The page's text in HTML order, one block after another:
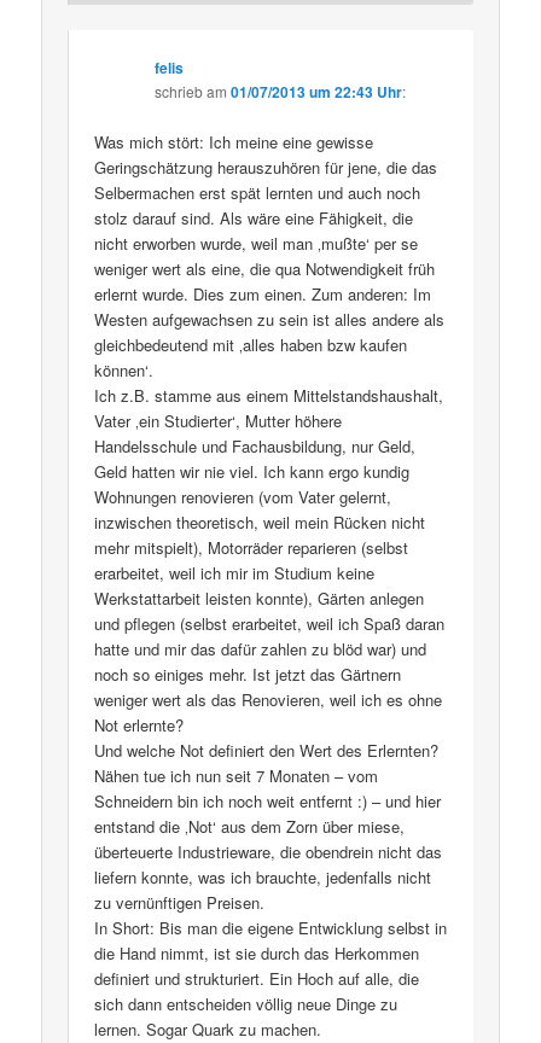
felis
schriebam01/07/2013 um 22:43 Uhr:
Was mich stört: Ich meine eine gewisse
Geringschätzung herauszuhören für jene, die das
Selbermachen erst spät lernten und auch noch
stolz darauf sind. Als wäre eine Fähigkeit, die
nicht erworben wurde, weil man ‚mußte‘ per se
weniger wert als eine, die qua Notwendigkeit früh
erlernt wurde. Dies zum einen. Zum anderen: Im
Westen aufgewachsen zu sein ist alles andere als
gleichbedeutend mit ‚alles haben bzw kaufen
können‘.
Ich z.B. stamme aus einem Mittelstandshaushalt,
Vater ‚ein Studierter‘, Mutter höhere
Handelsschule und Fachausbildung, nur Geld,
Geld hatten wir nie viel. Ich kann ergo kundig
Wohnungen renovieren (vom Vater gelernt,
inzwischen theoretisch, weil mein Rücken nicht
mehr mitspielt), Motorräder reparieren (selbst
erarbeitet, weil ich mir im Studium keine
Werkstattarbeit leisten konnte), Gärten anlegen
und pflegen (selbst erarbeitet, weil ich Spaß daran
hatte und mir das dafür zahlen zu blöd war) und
noch so einiges mehr. Ist jetzt das Gärtnern
weniger wert als das Renovieren, weil ich es ohne
Not erlernte?
Und welche Not definiert den Wert des Erlernten?
Nähen tue ich nun seit 7 Monaten – vom
Schneidern bin ich noch weit entfernt :) – und hier
entstand die ‚Not‘ aus dem Zorn über miese,
überteuerte Industrieware, die obendrein nicht das
liefern konnte, was ich brauchte, jedenfalls nicht
zu vernünftigen Preisen.
In Short: Bis man die eigene Entwicklung selbst in
die Hand nimmt, ist sie durch das Herkommen
definiert und strukturiert. Ein Hoch auf alle, die
sich dann entscheiden völlig neue Dinge zu
lernen. Sogar Quark zu machen.